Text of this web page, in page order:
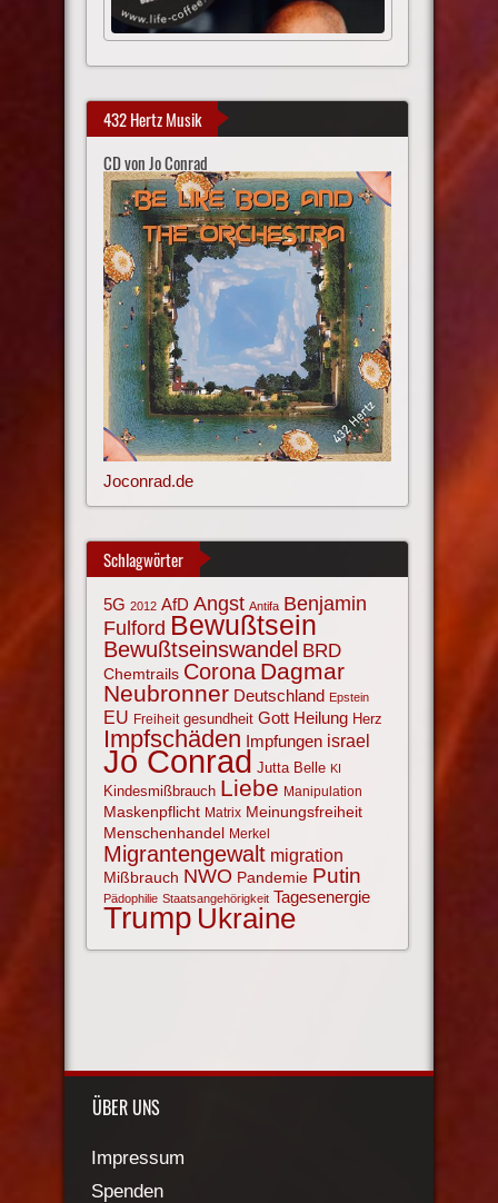
432 Hertz Musik
CD von Jo Conrad
Joconrad.de
Schlagwörter
5G 2012 AfD Angst Antifa Benjamin
Fulford Bewußtsein
Bewußtseinswandel BRD
Chemtrails Corona Dagmar
Neubronner Deutschland Epstein
EU Freiheit gesundheit Gott Heilung Herz
Impfschäden Impfungen israel
Jo Conrad Jutta Belle KI
Kindesmißbrauch Liebe Manipulation
Maskenpflicht Matrix Meinungsfreiheit
Menschenhandel Merkel
Migrantengewalt migration
Mißbrauch NWO Pandemie Putin
Pädophilie Staatsangehörigkeit Tagesenergie
Trump Ukraine
ÜBER UNS
Impressum
Spenden